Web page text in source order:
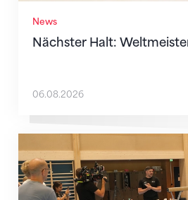
News
Nächster Halt:
06.08.2026
Mit klaren Zielen nach Zagreb